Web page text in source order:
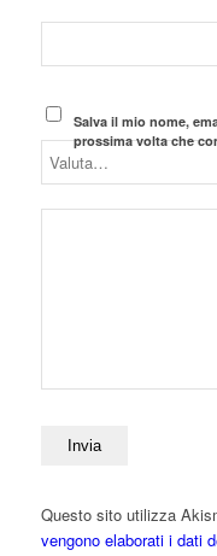
Salva il mio nome,
prossima volta che
Questo sito utilizza
vengono elaborati i dati